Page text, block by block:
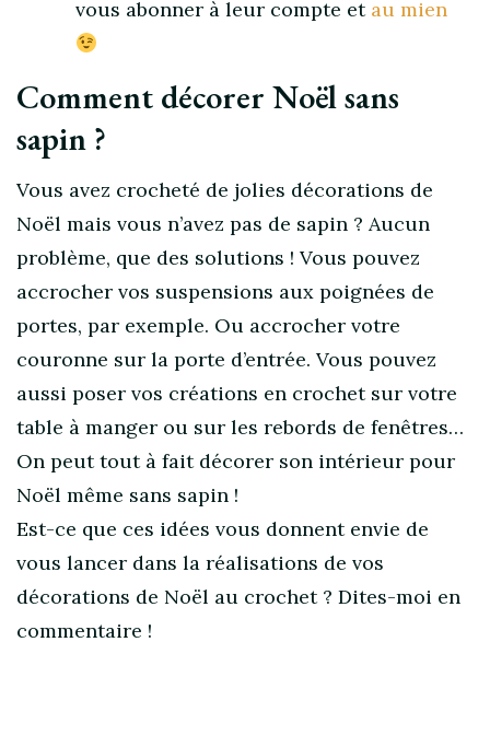
vous abonner à leur compte et au mien
Comment décorer Noël sans
sapin ?
Vous avez crocheté de jolies décorations de
Noël mais vous n’avez pas de sapin ? Aucun
problème, que des solutions ! Vous pouvez
accrocher vos suspensions aux poignées de
portes, par exemple. Ou accrocher votre
couronne sur la porte d’entrée. Vous pouvez
aussi poser vos créations en crochet sur votre
table à manger ou sur les rebords de fenêtres…
On peut tout à fait décorer son intérieur pour
Noël même sans sapin !
Est-ce que ces idées vous donnent envie de
vous lancer dans la réalisations de vos
décorations de Noël au crochet ? Dites-moi en
commentaire !